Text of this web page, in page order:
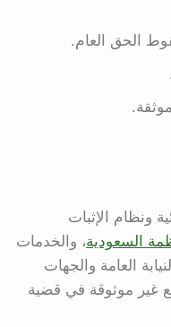
الحق العام.
ونظام الإثبات
السعودية، والخدمات
العامة والجهات
غير موثوقة في قضية